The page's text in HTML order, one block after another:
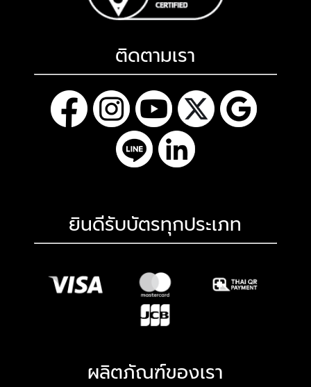
ติดตามเรา
ยินดีรับบัตรทุกประเภท
ผลิตภัณฑ์ของเรา